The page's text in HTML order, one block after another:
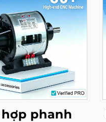
hợp phanh